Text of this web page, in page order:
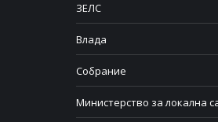
ЗЕЛС
Влада
Собрание
Министерство за локална